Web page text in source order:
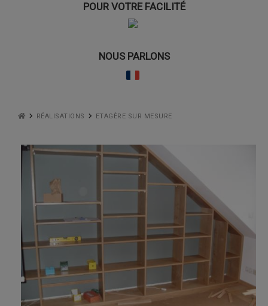
POUR VOTRE FACILITÉ
NOUS PARLONS
RÉALISATIONS ETAGÈRE SUR MESURE